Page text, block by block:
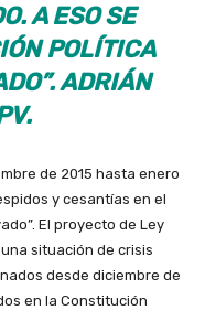
A ESO SE
POLÍTICA
ADRIÁN
de 2015 hasta enero
y cesantías en el
El proyecto de Ley
situación de crisis
desde diciembre de
en la Constitución